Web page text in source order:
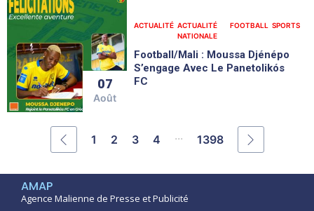
07
Août
ACTUALITÉ ACTUALITÉ
NATIONALE
FOOTBALL SPORTS
Football/Mali : Moussa Djénépo
S’engage Avec Le Panetolikós
FC
1 2 3 4 ... 1398
AMAP
Agence Malienne de Presse et Publicité